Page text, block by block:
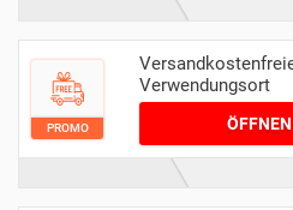
PROMO
Verwendungsort
ÖFFNEN